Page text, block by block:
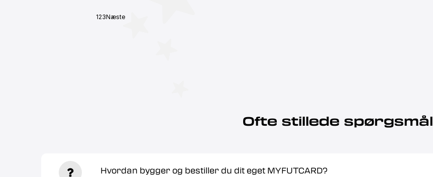
123Næste
Ofte stillede spørgsmål
Hvordan bygger og bestiller du dit eget MYFUTCARD?